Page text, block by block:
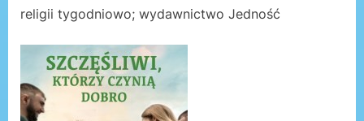
religii tygodniowo; wydawnictwo Jedność